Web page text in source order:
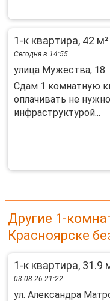
1-к квартира, 42 м²
Сегодня в 14:55
улица Мужества, 18
Сдам 1 комнатную
оплачивать не
инфраструктурой...
Другие 1-
Красноярске
1-к квартира, 31.9
03.08.26 21:22
ул. Александра